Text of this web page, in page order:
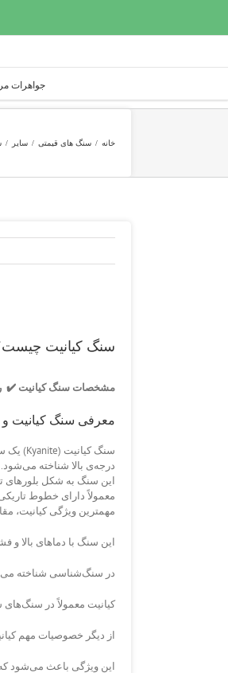
content
جواهرات
خانه / سنگ های قیمتی / سایر /
Image
سنگ کیانیت
مشخصات سنگ کیانیت ✔️
معرفی سنگ کیانیت و
سنگ کیانیت (Kyanite) یک سنگ قیمتی و نیمه قیمتی است که از نظر معدنی به عنوان سیلیکات آلومینیومی
درجه‌ی بالا شناخته می‌شود.
این سنگ به شکل بلورهای
معمولاً دارای خطوط
مهمترین ویژگی کیانیت،
این سنگ با دماهای بالا
در سنگ‌شناسی شناخته
کیانیت معمولاً در
از دیگر خصوصیات مهم
این ویژگی باعث می‌شود